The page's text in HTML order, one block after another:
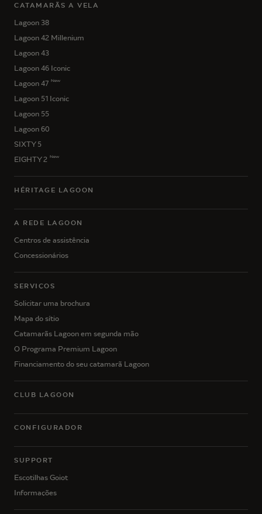
CATAMARÃS A VELA
Lagoon 38
Lagoon 42 Millenium
Lagoon 43
Lagoon 46 Iconic
Lagoon 47 New
Lagoon 51 Iconic
Lagoon 55
Lagoon 60
SIXTY 5
EIGHTY 2
New
HÉRITAGE LAGOON
A REDE LAGOON
Centros de assistência
Concessionários
SERVIÇOS
Solicitar uma brochura
Mapa do sítio
Catamarãs Lagoon em segunda mão
O Programa Premium Lagoon
Financiamento do seu catamarã Lagoon
CLUB LAGOON
CONFIGURADOR
SUPPORT
Escotilhas Goiot
Informações